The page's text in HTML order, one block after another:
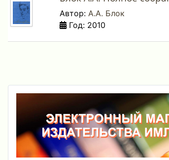
Автор: А.А. Блок
Год: 2010